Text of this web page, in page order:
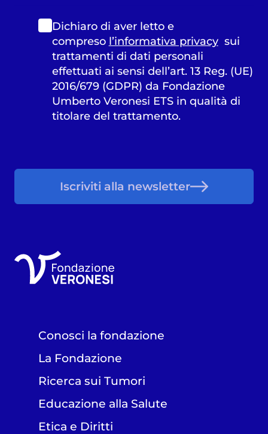
Dichiaro di aver letto e
compreso l’informativa privacysui
trattamenti di dati personali
effettuati ai sensi dell’art. 13 Reg. (UE)
2016/679 (GDPR) da Fondazione
Umberto Veronesi ETS in qualità di
titolare del trattamento.
Iscriviti alla newsletter
Conosci la fondazione
La Fondazione
Ricerca sui Tumori
Educazione alla Salute
Etica e Diritti